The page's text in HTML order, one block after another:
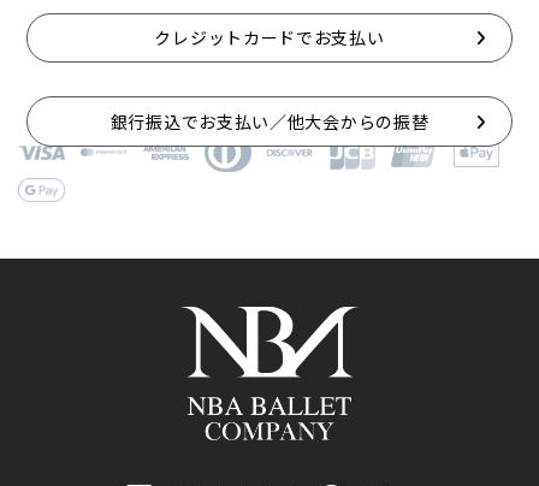
クレジットカードでお支払い
銀行振込でお支払い／他大会からの振替